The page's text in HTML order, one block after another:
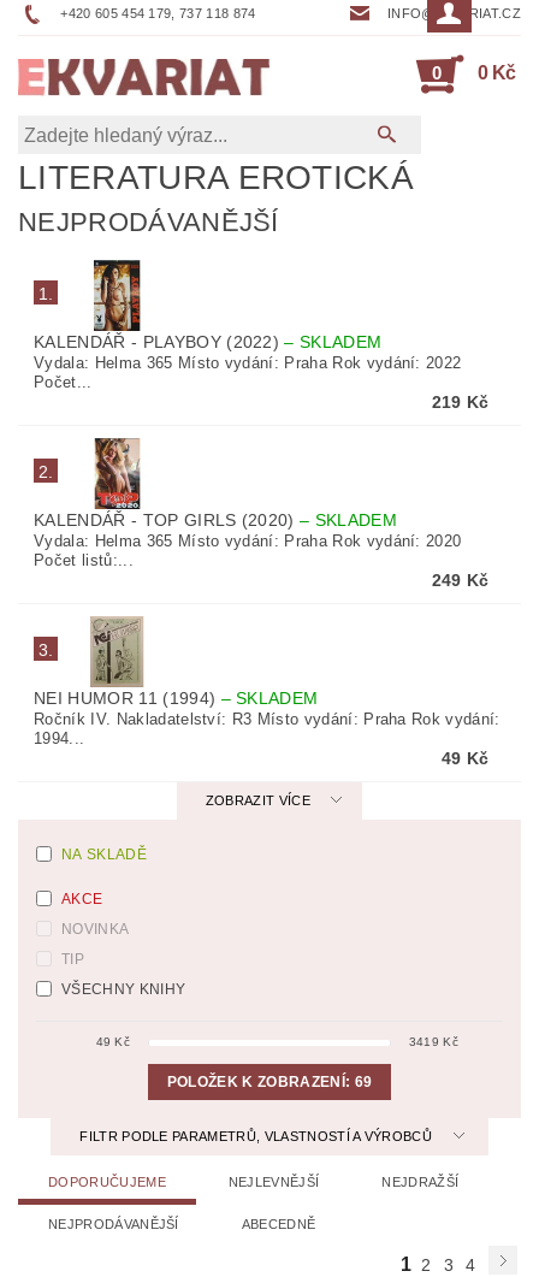
+420 605 454 179, 737 118 874 INFO@EKVARIAT.CZ
0 0 Kč
LITERATURA EROTICKÁ
NEJPRODÁVANĚJŠÍ
1.
KALENDÁŘ - PLAYBOY (2022)–SKLADEM
Vydala: Helma 365 Místo vydání: Praha Rok vydání: 2022
Počet...
219 Kč
2.
KALENDÁŘ - TOP GIRLS (2020)– SKLADEM
Vydala: Helma 365 Místo vydání: Praha Rok vydání: 2020
Počet listů:...
249 Kč
3.
NEI HUMOR 11 (1994) –SKLADEM
Ročník IV. Nakladatelství: R3 Místo vydání: Praha Rok vydání:
1994...
49 Kč
ZOBRAZIT VÍCE
NA SKLADĚ
AKCE
NOVINKA
TIP
VŠECHNY KNIHY
49 Kč 3419 Kč
POLOŽEK K ZOBRAZENÍ: 69
FILTR PODLE PARAMETRŮ, VLASTNOSTÍ A VÝROBCŮ
DOPORUČUJEME NEJLEVNĚJŠÍ NEJDRAŽŠÍ
NEJPRODÁVANĚJŠÍ ABECEDNĚ
1 2 3
4